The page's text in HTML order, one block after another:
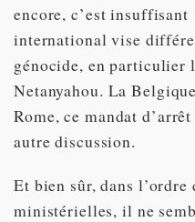
encore, c’est
international vise
génocide, en particulier
Netanyahou. La
Rome, ce mandat
autre discussion.
Et bien sûr, dans
ministérielles, il ne